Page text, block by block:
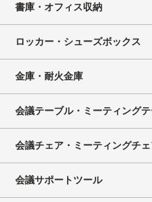
書庫・オフィス収納
ロッカー・シューズボックス
金庫・耐火金庫
会議テーブル・ミーティング
会議チェア・ミーティングチ
会議サポートツール